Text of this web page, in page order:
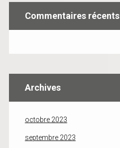
Commentaires récents
Archives
octobre 2023
septembre 2023